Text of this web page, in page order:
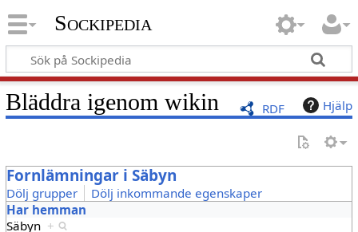
Sockipedia
RDF Hjälp
Bläddra igenom wikin
Fornlämningar i Säbyn
Dölj grupper
Dölj inkommande egenskaper
Har hemman
Säbyn +